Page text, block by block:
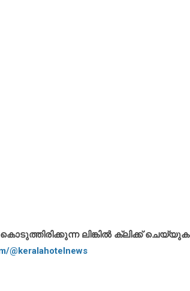
ലിങ്കിൽ ക്ലിക്ക് ചെയ്യുക
@keralahotelnews